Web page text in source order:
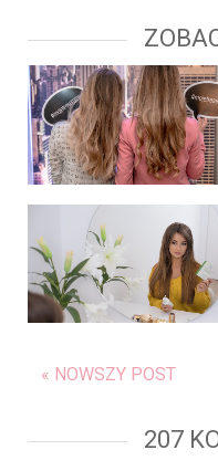
« NOWSZY POST
207